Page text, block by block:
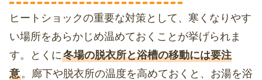
ヒートショックの重要な対策として、寒くなりやす
い場所をあらかじめ温めておくことが挙げられま
す。とくに 冬場の脱衣所と浴槽の移動には要注
意 。廊下や脱衣所の温度を高めておくと、お湯を浴